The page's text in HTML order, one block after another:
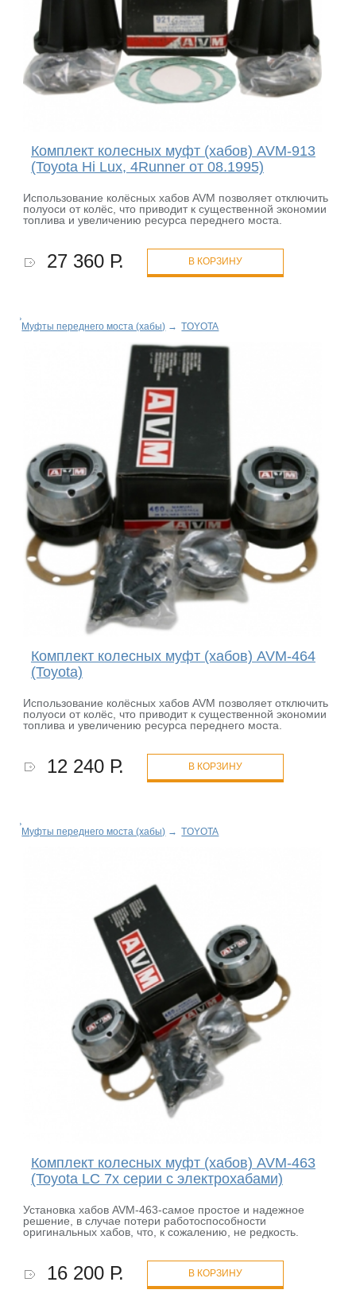
Комплект колесных муфт (хабов) AVM-913
(Toyota Hi Lux, 4Runner от 08.1995)
Использование колёсных хабов AVM позволяет отключить
полуоси от колёс, что приводит к существенной экономии
топлива и увеличению ресурса переднего моста.
27 360 Р. В КОРЗИНУ
Муфты переднего моста (хабы) → TOYOTA
Комплект колесных муфт (хабов) AVM-464
(Toyota)
Использование колёсных хабов AVM позволяет отключить
полуоси от колёс, что приводит к существенной экономии
топлива и увеличению ресурса переднего моста.
12 240 Р. В КОРЗИНУ
Муфты переднего моста (хабы) → TOYOTA
Комплект колесных муфт (хабов) AVM-463
(Toyota LC 7х серии c электрохабами)
Установка хабов AVM-463-самое простое и надежное
решение, в случае потери работоспособности
оригинальных хабов, что, к сожалению, не редкость.
16 200 Р. В КОРЗИНУ